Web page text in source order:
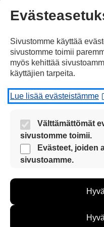
Jaa Facebookissa
Kommentoi
Voit kirjoittaa
uutisesta
Sinun pitää
nimesi tai keksiä
Nimi tai
Sivustomme käyttää
sivustomme toimii
myös kehittää
käyttäjien tarpeita.
Lue lisää evästeistämme
Välttämättömät
sivustomme toimii.
Nämä evästeet ovat
sivustoamme voi
Evästeet, joiden
sivustoamme.
kehittää sivustoamme
kävijämääristä ja siitä,
miten sivuilla